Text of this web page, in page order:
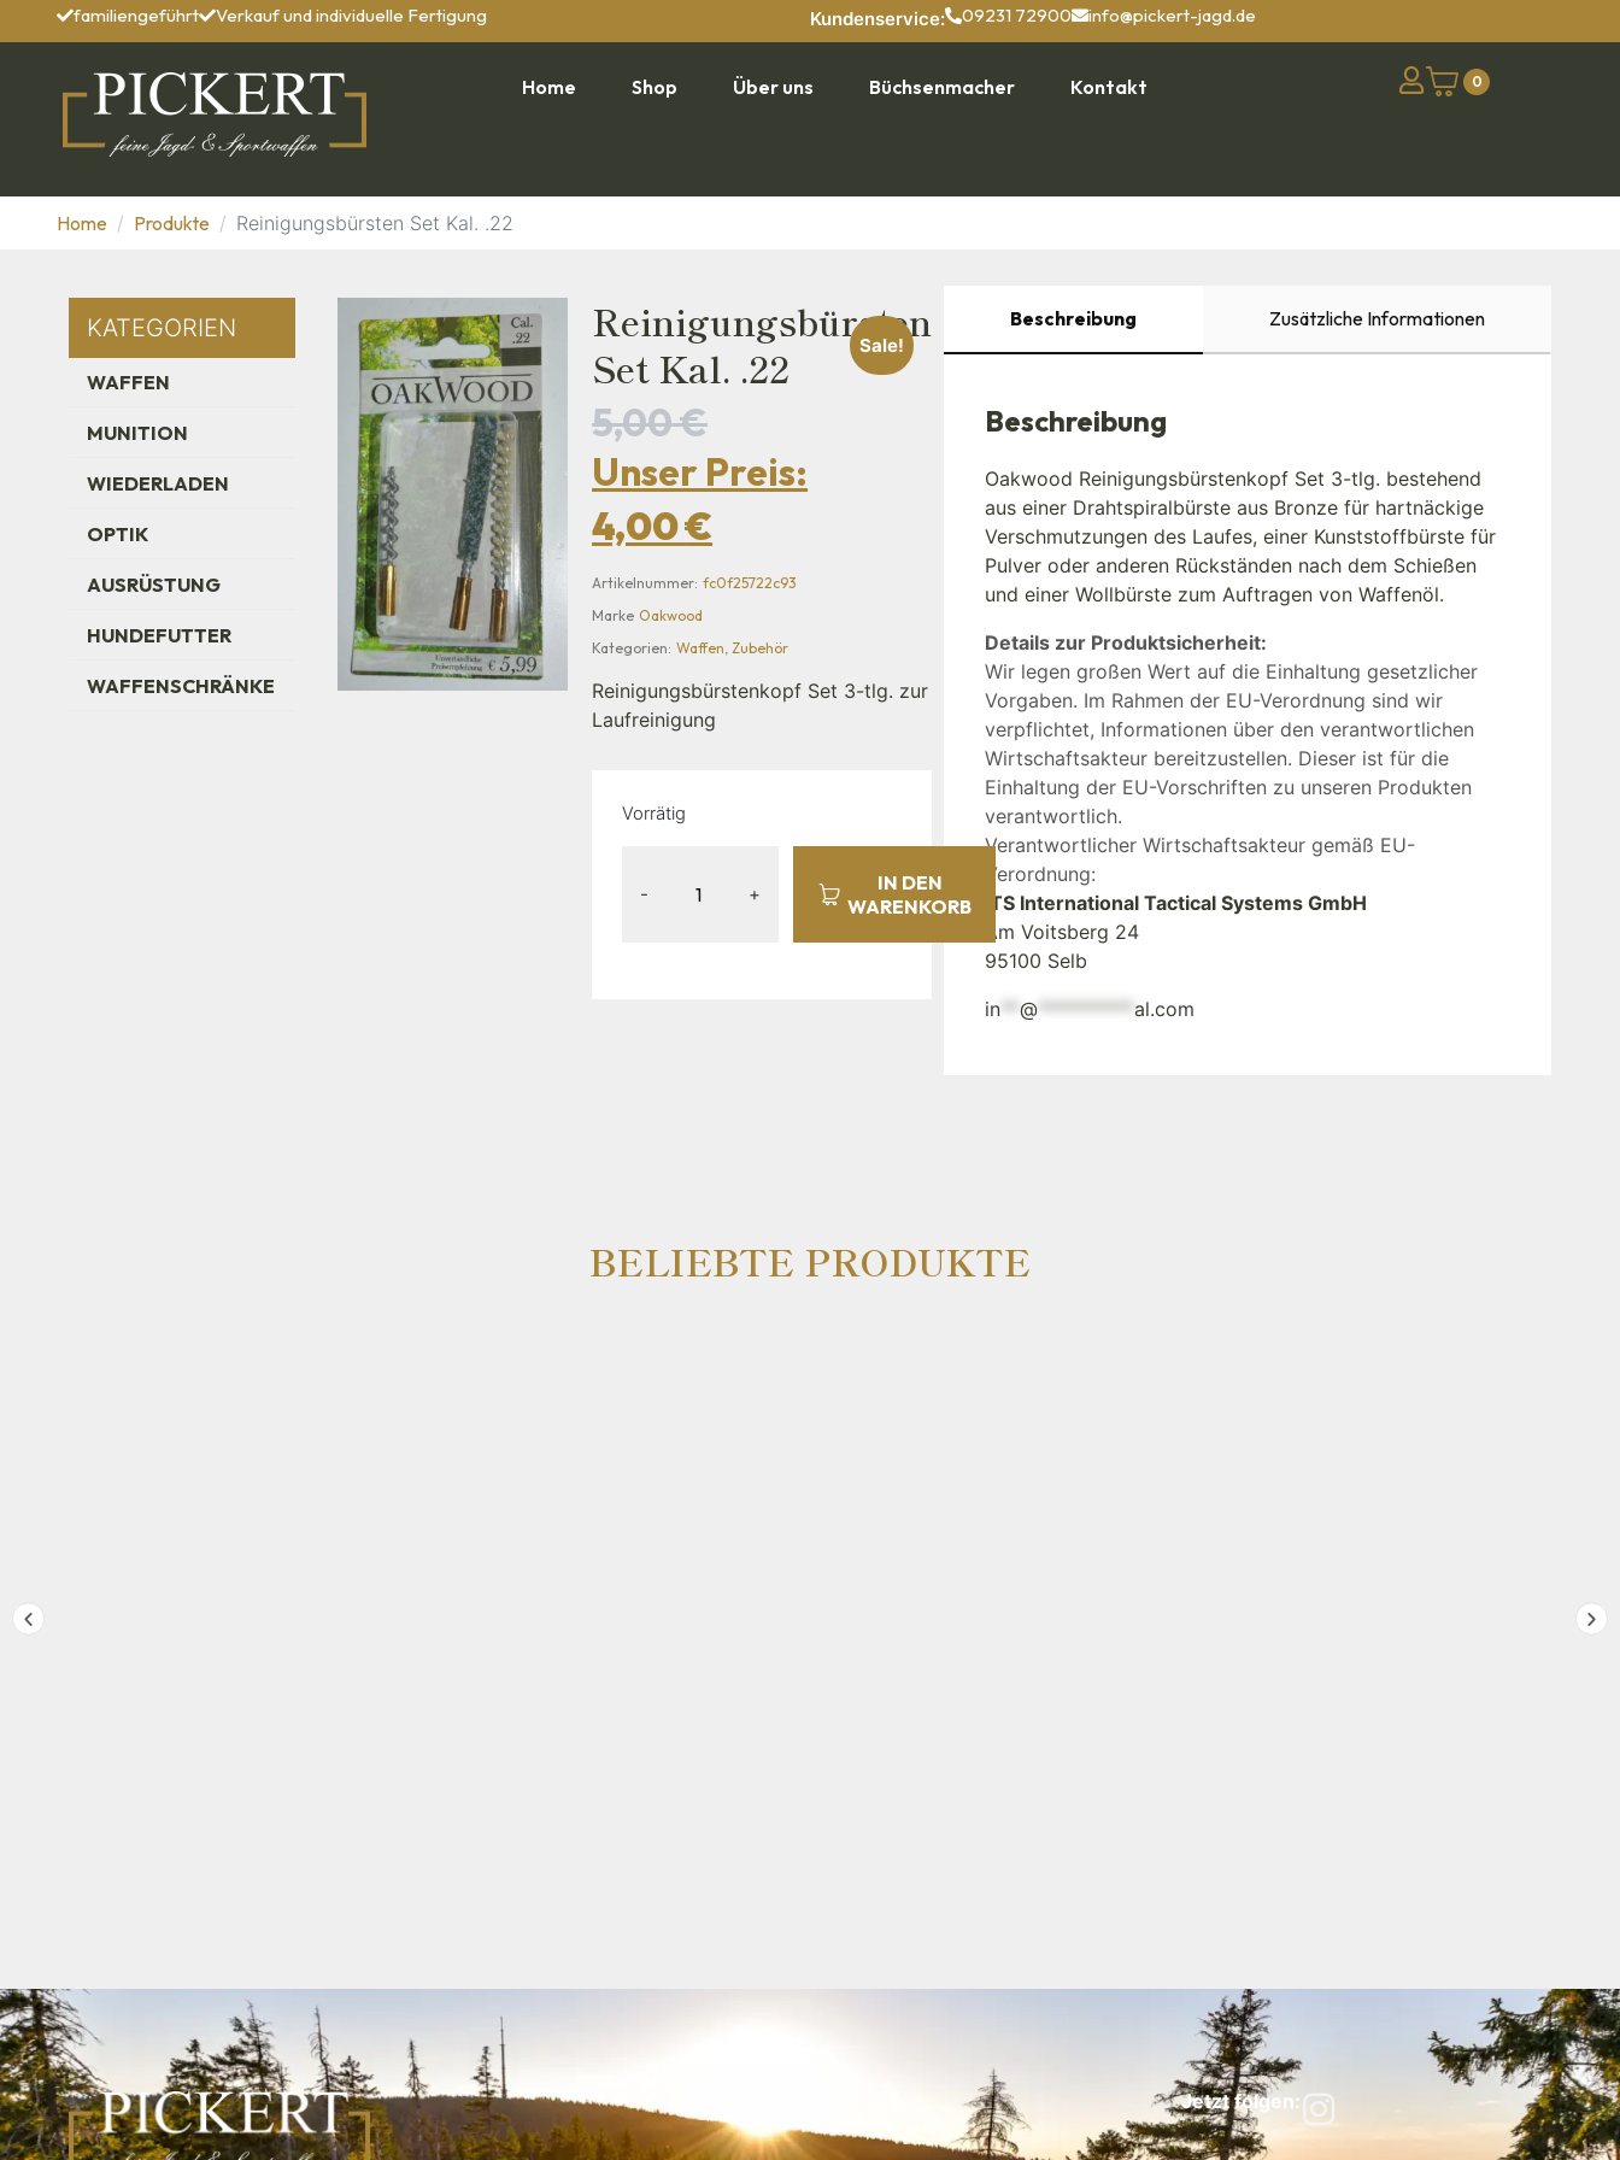
familiengeführt Verkauf und individuelle Fertigung Kundenservice: 09231 72900 info@pickert-jagd.de
Home Shop Über uns Büchsenmacher Kontakt 0
Home Produkte Reinigungsbürsten Set Kal. .22
KATEGORIEN
WAFFEN
MUNITION
WIEDERLADEN
OPTIK
AUSRÜSTUNG
HUNDEFUTTER
WAFFENSCHRÄNKE
Sale!
Reinigungsbürsten
Set Kal. .22
5,00€
Unser Preis:
4,00€
Artikelnummer: fc0f25722c93
Marke Oakwood
Kategorien: Waffen,Zubehör
Reinigungsbürstenkopf Set 3-tlg. zur
Laufreinigung
Vorrätig
- +
IN DEN
WARENKORB
Beschreibung Zusätzliche Informationen
Beschreibung
Oakwood Reinigungsbürstenkopf Set 3-tlg. bestehend
aus einer Drahtspiralbürste aus Bronze für hartnäckige
Verschmutzungen des Laufes, einer Kunststoffbürste für
Pulver oder anderen Rückständen nach dem Schießen
und einer Wollbürste zum Auftragen von Waffenöl.
Details zur Produktsicherheit:
Wir legen großen Wert auf die Einhaltung gesetzlicher
Vorgaben. Im Rahmen der EU-Verordnung sind wir
verpflichtet, Informationen über den verantwortlichen
Wirtschaftsakteur bereitzustellen. Dieser ist für die
Einhaltung der EU-Vorschriften zu unseren Produkten
verantwortlich.
Verantwortlicher Wirtschaftsakteur gemäß EU-
Verordnung:
ITS International Tactical Systems GmbH
Am Voitsberg 24
95100 Selb
in **@ **********al.com
BELIEBTE PRODUKTE
Jetzt folgen: